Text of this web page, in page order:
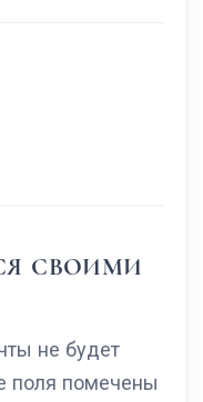
СВОИМИ
не будет
поля помечены